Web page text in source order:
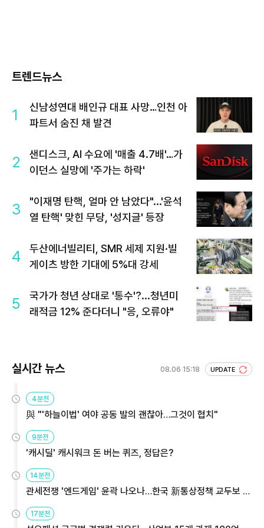
트렌드뉴스
1
신남성연대 배인규 대표 사망…인천 아
파트서 숨진 채 발견
2
샌디스크, AI 수요에 '매출 4.7배'…가
이던스 실망에 '주가는 하락'
3
"이재명 탄핵, 얼마 안 남았다"...'윤석
열 탄핵' 맞힌 무당, '성지글' 등장
4
두산에너빌리티, SMR 세제 지원·빌
게이츠 방한 기대에 5%대 강세
5
국가가 청년 상대로 '통수'?...청년미
래적금 12% 준다더니 "응, 오류야"
실시간 뉴스 08.06 15:18 UPDATE
4분전
與 "'하늘이법' 여야 공동 발의 괜찮아…그것이 협치"
9분전
'캐시딜' 캐시워크 돈 버는 퀴즈, 정답은?
14분전
관세전쟁 '엔드게임' 윤곽 나오나…한국 新통상정책 교두보 활
용해야
17분전